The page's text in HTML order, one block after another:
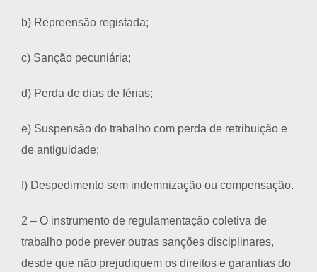
b) Repreensão registada;
c) Sanção pecuniária;
d) Perda de dias de férias;
e) Suspensão do trabalho com perda de retribuição e
de antiguidade;
f) Despedimento sem indemnização ou compensação.
2 – O instrumento de regulamentação coletiva de
trabalho pode prever outras sanções disciplinares,
desde que não prejudiquem os direitos e garantias do